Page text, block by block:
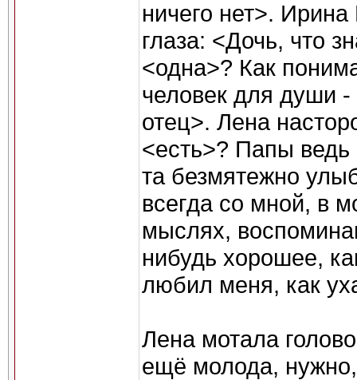
ничего нет>.
глаза: <Дочь, что
<одна>? Как
человек для души -
отец>. Лена
<есть>? Папы ведь
та безмятежно
всегда со мной, в
мыслях,
нибудь хорошее,
любил меня, как
Лена мотала
ещё молода,